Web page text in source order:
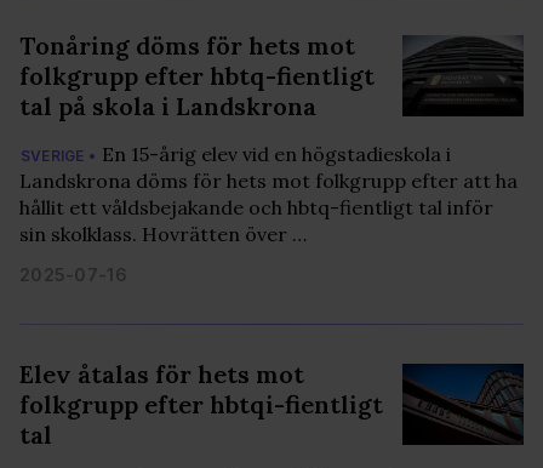
Tonåring döms för hets mot
folkgrupp efter hbtq-fientligt
tal på skola i Landskrona
SVERIGE • En 15-årig elev vid en högstadieskola i
Landskrona döms för hets mot folkgrupp efter att ha
hållit ett våldsbejakande och hbtq-fientligt tal inför
sin skolklass. Hovrätten över …
2025-07-16
Elev åtalas för hets mot
folkgrupp efter hbtqi-fientligt
tal